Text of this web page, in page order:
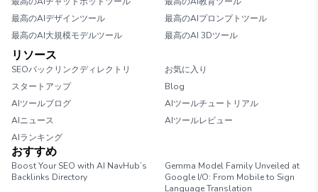
最高のAIデザインツール
最高のAIプロンプトツール
最高のAI大規模モデルツール
最高のAI 3Dツール
リソース
SEOバックリンクディレクトリ
お気に入り
スタートアップ
Blog
AIツールブログ
AIツールチュートリアル
AIニュース
AIツールレビュー
AIランキング
おすすめ
Boost Your SEO with AI NavHub’s
Backlinks Directory
Gemma Model Family Unveiled at
Google I/O: From Mobile to Sign
Language Translation